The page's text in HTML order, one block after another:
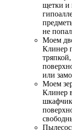
щетки и
не
Моем
Клинер
или
Моем
Клинер